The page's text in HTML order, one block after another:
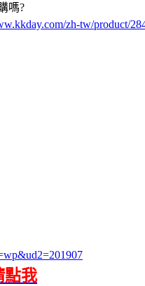
嗎?
zh-tw/product/
我